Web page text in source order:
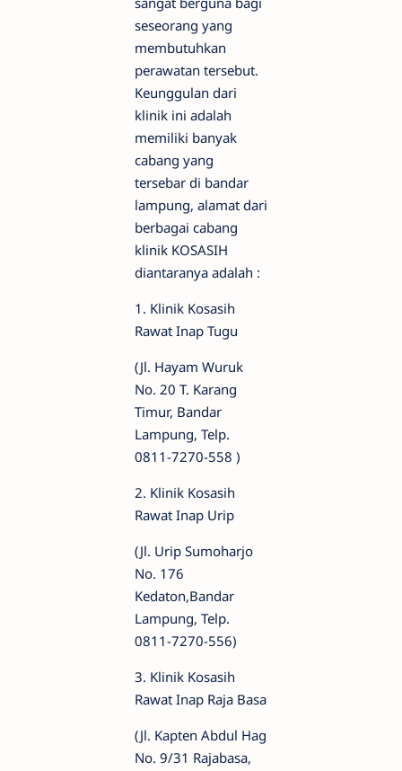
seseorang yang
membutuhkan
perawatan tersebut.
Keunggulan dari
klinik ini adalah
memiliki banyak
cabang yang
tersebar di bandar
lampung, alamat dari
berbagai cabang
klinik KOSASIH
diantaranya adalah :
1. Klinik Kosasih
Rawat Inap Tugu
(Jl. Hayam Wuruk
No. 20 T. Karang
Timur, Bandar
Lampung, Telp.
0811-7270-558 )
2. Klinik Kosasih
Rawat Inap Urip
(Jl. Urip Sumoharjo
No. 176
Kedaton,Bandar
Lampung, Telp.
0811-7270-556)
3. Klinik Kosasih
Rawat Inap Raja Basa
(Jl. Kapten Abdul Hag
No. 9/31 Rajabasa,